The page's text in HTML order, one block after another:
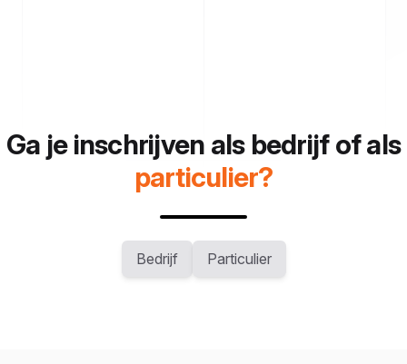
Ga je inschrijven als bedrijf of als
particulier?
Bedrijf Particulier